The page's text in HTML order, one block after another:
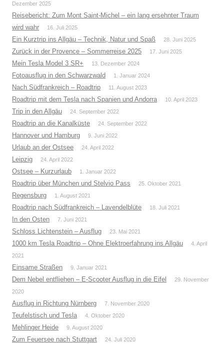
Dezember 2025
Reisebericht: Zum Mont Saint-Michel – ein lang ersehnter Traum
wird wahr
16. Juli 2025
Ein Kurztrip ins Allgäu – Technik, Natur und Spaß 28. Juni 2025
Zurück in der Provence – Sommerreise 2025 17. Juni 2025
Mein Tesla Model 3 SR+ 13. Dezember 2024
Fotoausflug in den Schwarzwald 1. Januar 2024
Nach Südfrankreich – Roadtrip 11. August 2023
Roadtrip mit dem Tesla nach Spanien und Andorra 10. April 2023
Trip in den Allgäu 24. September 2022
Roadtrip an die Kanalküste 24. September 2022
Hannover und Hamburg 9. Juni 2022
Urlaub an der Ostsee 24. April 2022
Leipzig 24. April 2022
Ostsee – Kurzurlaub 1. Januar 2022
Roadtrip über München und Stelvio Pass 25. Oktober 2021
Regensburg 1. August 2021
Roadtrip nach Südfrankreich – Lavendelblüte 18. Juli 2021
In den Osten 7. Juni 2021
Schloss Lichtenstein – Ausflug 23. Mai 2021
1000 km Tesla Roadtrip – Ohne Elektroerfahrung ins Allgäu
4. April
2021
Einsame Straßen 9. Januar 2021
Dem Nebel entfliehen – E-Scooter Ausflug in die Eifel
29. November
2020
Ausflug in Richtung Nürnberg 7. November 2020
Teufelstisch und Tesla 4. Oktober 2020
Mehlinger Heide 9. August 2020
Zum Feuersee nach Stuttgart 24. Juli 2020